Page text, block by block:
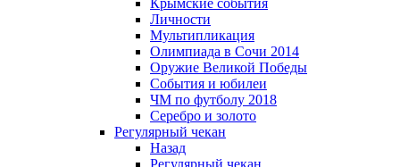
Крымские события
Личности
Мультипликация
Олимпиада в Сочи 2014
Оружие Великой Победы
События и юбилеи
ЧМ по футболу 2018
Серебро и золото
Регулярный чекан
Назад
Регулярный чекан